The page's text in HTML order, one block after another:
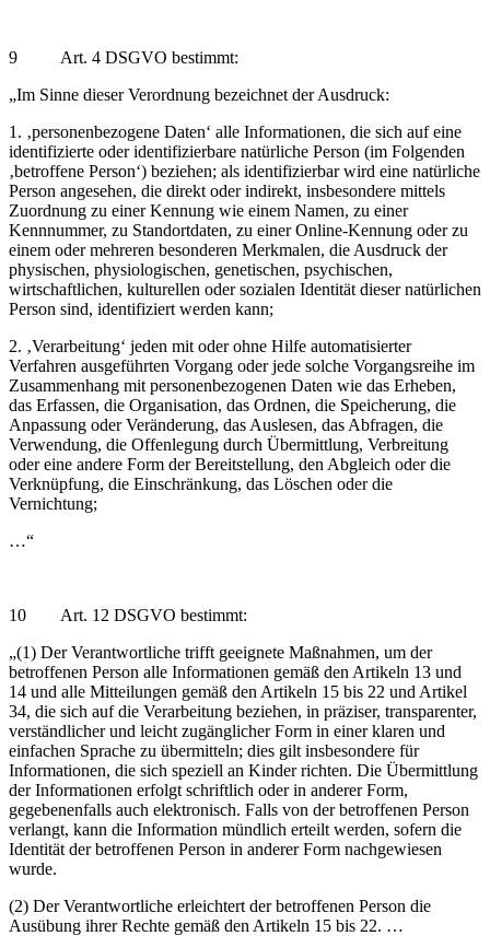
9 Art. 4 DSGVO bestimmt:
„Im Sinne dieser Verordnung bezeichnet der Ausdruck:
1. ‚personenbezogene Daten‘ alle Informationen, die sich auf eine
identifizierte oder identifizierbare natürliche Person (im Folgenden
‚betroffene Person‘) beziehen; als identifizierbar wird eine natürliche
Person angesehen, die direkt oder indirekt, insbesondere mittels
Zuordnung zu einer Kennung wie einem Namen, zu einer
Kennnummer, zu Standortdaten, zu einer Online-Kennung oder zu
einem oder mehreren besonderen Merkmalen, die Ausdruck der
physischen, physiologischen, genetischen, psychischen,
wirtschaftlichen, kulturellen oder sozialen Identität dieser natürlichen
Person sind, identifiziert werden kann;
2. ‚Verarbeitung‘ jeden mit oder ohne Hilfe automatisierter
Verfahren ausgeführten Vorgang oder jede solche Vorgangsreihe im
Zusammenhang mit personenbezogenen Daten wie das Erheben,
das Erfassen, die Organisation, das Ordnen, die Speicherung, die
Anpassung oder Veränderung, das Auslesen, das Abfragen, die
Verwendung, die Offenlegung durch Übermittlung, Verbreitung
oder eine andere Form der Bereitstellung, den Abgleich oder die
Verknüpfung, die Einschränkung, das Löschen oder die
Vernichtung;
…“
10 Art. 12 DSGVO bestimmt:
„(1) Der Verantwortliche trifft geeignete Maßnahmen, um der
betroffenen Person alle Informationen gemäß den Artikeln 13 und
14 und alle Mitteilungen gemäß den Artikeln 15 bis 22 und Artikel
34, die sich auf die Verarbeitung beziehen, in präziser, transparenter,
verständlicher und leicht zugänglicher Form in einer klaren und
einfachen Sprache zu übermitteln; dies gilt insbesondere für
Informationen, die sich speziell an Kinder richten. Die Übermittlung
der Informationen erfolgt schriftlich oder in anderer Form,
gegebenenfalls auch elektronisch. Falls von der betroffenen Person
verlangt, kann die Information mündlich erteilt werden, sofern die
Identität der betroffenen Person in anderer Form nachgewiesen
wurde.
(2) Der Verantwortliche erleichtert der betroffenen Person die
Ausübung ihrer Rechte gemäß den Artikeln 15 bis 22. …